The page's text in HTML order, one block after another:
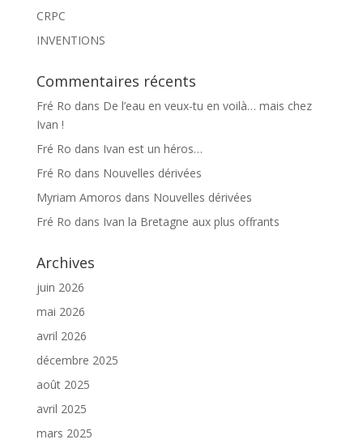
CRPC
INVENTIONS
Commentaires récents
Fré Ro dans De l’eau en veux-tu en voilà… mais chez
Ivan !
Fré Ro dans Ivan est un héros…
Fré Ro dans Nouvelles dérivées
Myriam Amoros dans Nouvelles dérivées
Fré Ro dans Ivan la Bretagne aux plus offrants
Archives
juin 2026
mai 2026
avril 2026
décembre 2025
août 2025
avril 2025
mars 2025